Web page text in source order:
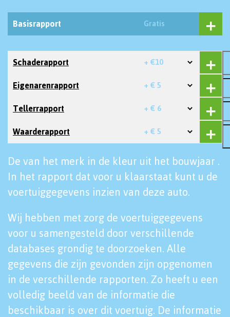
Basisrapport Gratis
Schaderapport + €10
Eigenarenrapport + € 5
Tellerrapport + € 6
Waarderapport + € 5
De van het merk in de kleur uit het bouwjaar .
In het rapport dat voor u klaarstaat kunt u de
voertuiggegevens inzien van deze auto.
Wij hebben met zorg de voertuiggegevens
voor u samengesteld door verschillende
databases grondig te doorzoeken. Alle
gegevens die zijn gevonden zijn opgenomen
in de verschillende rapporten. Zo heeft u een
volledig beeld van de informatie die
beschikbaar is over dit voertuig. De informatie